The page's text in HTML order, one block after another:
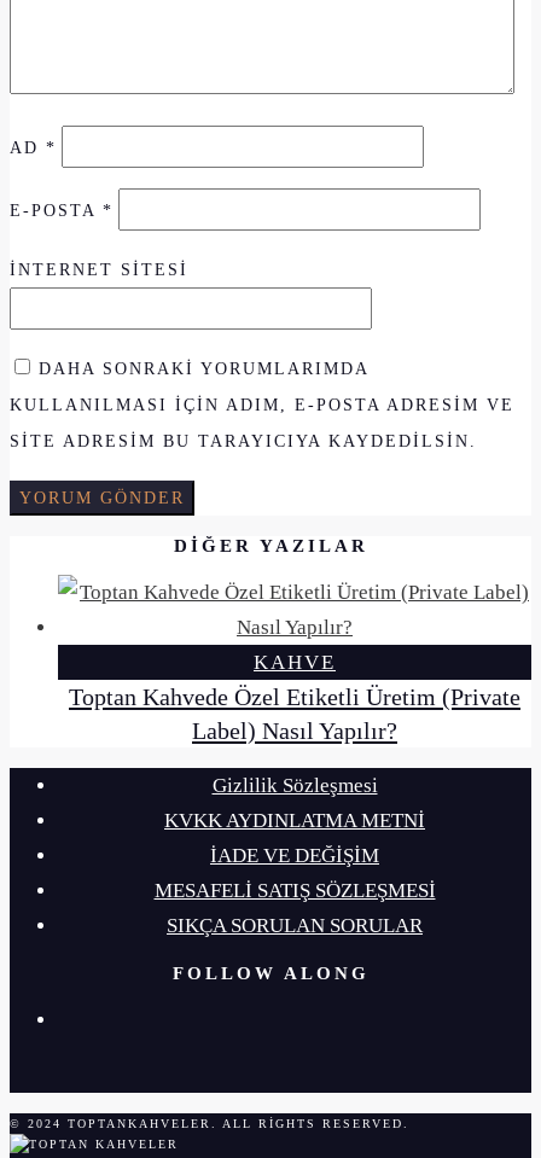
AD *
E-POSTA *
İNTERNET SITESI
DAHA SONRAKI YORUMLARIMDA
KULLANILMASI IÇIN ADIM, E-POSTA ADRESIM VE
SITE ADRESIM BU TARAYICIYA KAYDEDILSIN.
DIĞER YAZILAR
KAHVE
Toptan Kahvede Özel Etiketli Üretim (Private
Label) Nasıl Yapılır?
Gizlilik Sözleşmesi
KVKK AYDINLATMA METNİ
İADE VE DEĞİŞİM
MESAFELİ SATIŞ SÖZLEŞMESİ
SIKÇA SORULAN SORULAR
FOLLOW ALONG
© 2024 TOPTANKAHVELER. ALL RIGHTS RESERVED.